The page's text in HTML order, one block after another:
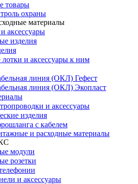
товары
охраны
материалы
аксессуары
изделия
и аксессуары к ним
линия (ОКЛ) Гефест
линия (ОКЛ) Экопласт
и аксессуары
изделия
с кабелем
и расходные материалы
модули
розетки
и аксессуары